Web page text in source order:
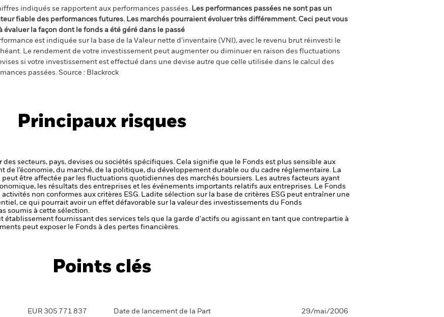
indiqués se rapportent aux performances passées. Les performances passées ne sont pas un
fiable des performances futures. Les marchés pourraient évoluer très différemment. Ceci peut vous
évaluer la façon dont le fonds a été géré dans le passé
est indiquée sur la base de la Valeur nette d’inventaire (VNI), avec le revenu brut réinvesti le
Le rendement de votre investissement peut augmenter ou diminuer en raison des fluctuations
si votre investissement est effectué dans une devise autre que celle utilisée dans le calcul des
passées. Source : Blackrock
Principaux risques
secteurs, pays, devises ou sociétés spécifiques. Cela signifie que le Fonds est plus sensible aux
de l’économie, du marché, de la politique, du développement durable ou du cadre réglementaire. La
être affectée par les fluctuations quotidiennes des marchés boursiers. Les autres facteurs ayant
les résultats des entreprises et les événements importants relatifs aux entreprises. Le Fonds
non conformes aux critères ESG. Ladite sélection sur la base de critères ESG peut entraîner une
ce qui pourrait avoir un effet défavorable sur la valeur des investissements du Fonds
soumis à cette sélection.
établissement fournissant des services tels que la garde d'actifs ou agissant en tant que contrepartie à
peut exposer le Fonds à des pertes financières.
Points clés
EUR 305 771 837 Date de lancement de la Part 29/mai/2006